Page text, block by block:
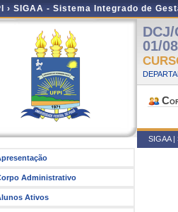
› SIGAA - Sistema Integrado de
Administrativo
Ativos
01/
SIGAA |